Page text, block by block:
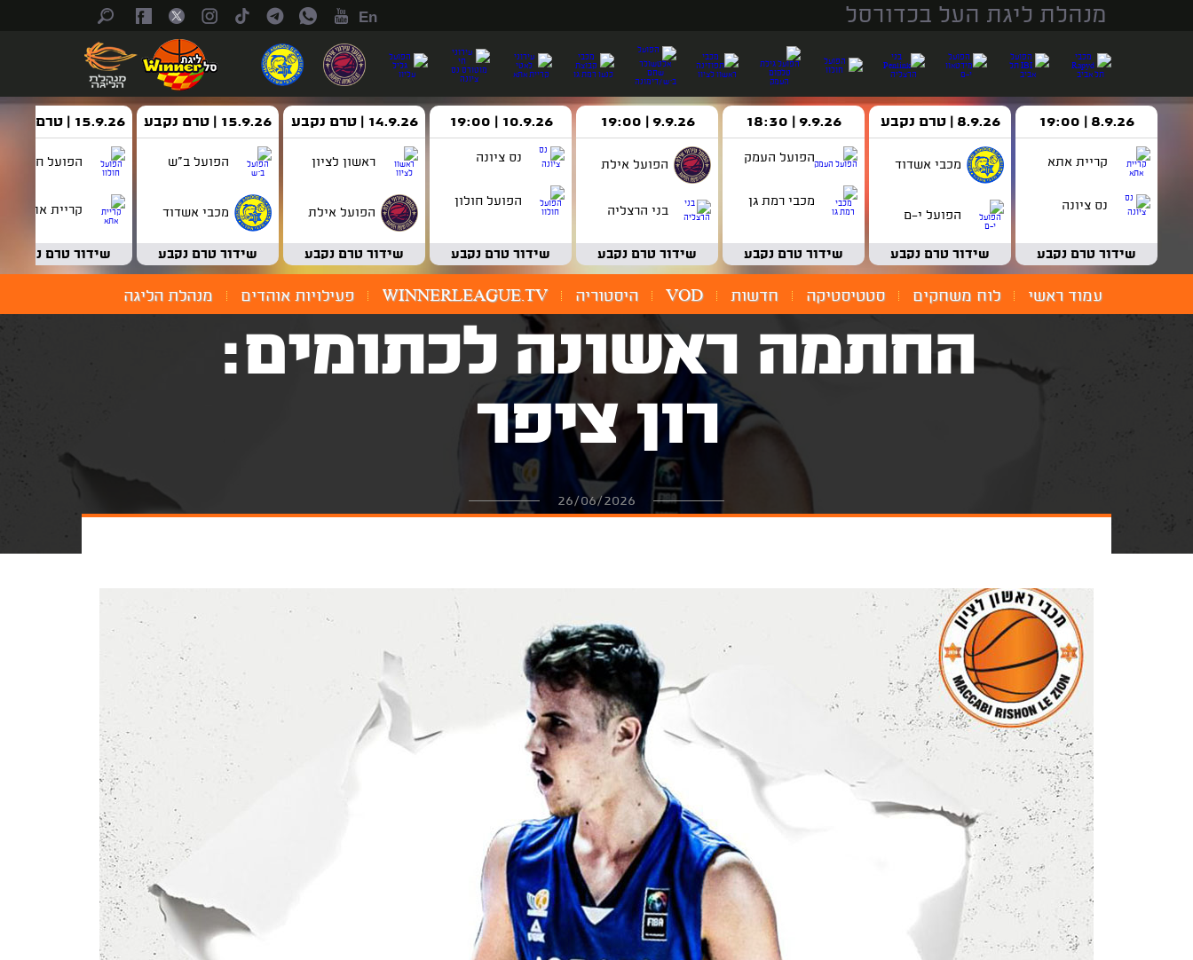
מנהלת ליגת העל בכדורסל En
8.9.26 | 19:00
קריית אתא
נס ציונה
שידור טרם נקבע
8.9.26 | טרם נקבע
מכבי אשדוד
הפועל י-ם
שידור טרם נקבע
9.9.26 | 18:30
הפועל העמק
מכבי רמת גן
שידור טרם נקבע
9.9.26 | 19:00
הפועל אילת
בני הרצליה
שידור טרם נקבע
10.9.26 | 19:00
נס ציונה
הפועל חולון
שידור טרם נקבע
14.9.26 | טרם נקבע
ראשון לציון
הפועל אילת
שידור טרם נקבע
15.9.26 | טרם נקבע
הפועל ב"ש
מכבי אשדוד
שידור טרם נקבע
15.9.26 | טרם נקבע
הפועל חולון
קריית אתא
שידור טרם נקבע
עמוד ראשי לוח משחקים סטטיסטיקה חדשות VOD היסטוריה WINNERLEAGUE.TV פעילויות אוהדים מנהלת הליגה
החתמה ראשונה לכתומים:
רון ציפר
26/06/2026